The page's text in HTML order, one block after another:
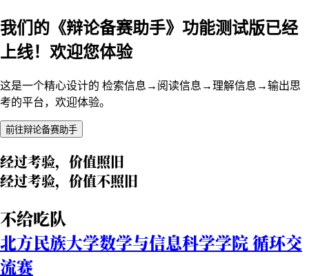
我们的《辩论备赛助手》功能测试版已经
上线！欢迎您体验
这是一个精心设计的 检索信息→阅读信息→理解信息→输出思
考的平台，欢迎体验。
前往辩论备赛助手
经过考验，价值照旧
经过考验，价值不照旧
不给吃队
北方民族大学数学与信息科学学院 循环交
流赛